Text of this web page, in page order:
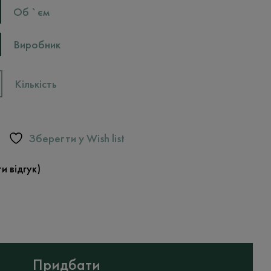
Об `єм
Виробник
Кількість
Зберегти у Wish list
відгук)
Придбати